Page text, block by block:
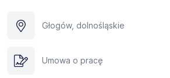
Głogów, dolnośląskie
Umowa o pracę